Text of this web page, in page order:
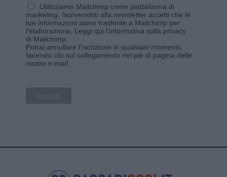
Utilizziamo Mailchimp come piattaforma di
marketing. Iscrivendoti alla newsletter accetti che le
tue informazioni siano trasferite a Mailchimp per
l'elaborazione. Leggi qui l'informativa sulla privacy
di Mailchimp
Potrai annullare l'iscrizione in qualsiasi momento
facendo clic sul collegamento nel piè di pagina delle
nostre e-mail.